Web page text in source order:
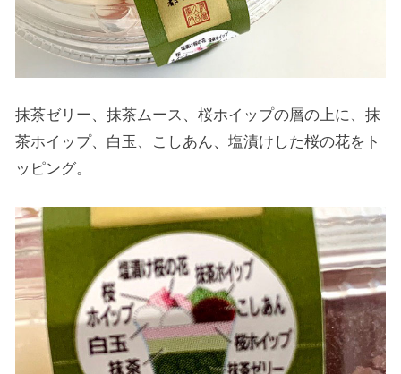
抹茶ゼリー、抹茶ムース、桜ホイップの層の上に、抹
茶ホイップ、白玉、こしあん、塩漬けした桜の花をト
ッピング。